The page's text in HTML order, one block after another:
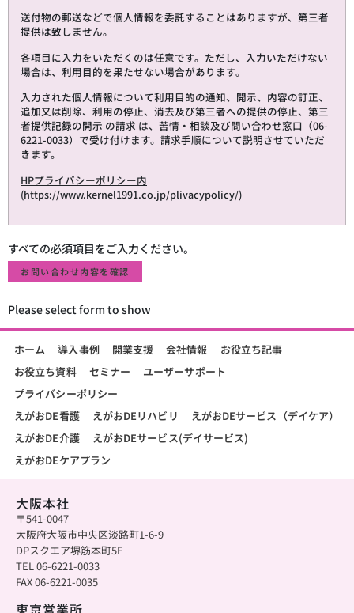
送付物の郵送などで個人情報を委託することはありますが、第三者
提供は致しません。
各項目に入力をいただくのは任意です。ただし、入力いただけない
場合は、利用目的を果たせない場合があります。
入力された個人情報について利用目的の通知、開示、内容の訂正、
追加又は削除、利用の停止、消去及び第三者への提供の停止、第三
者提供記録の開示 の請求 は、苦情・相談及び問い合わせ窓口（06-
6221-0033）で受け付けます。請求手順について説明させていただ
きます。
HPプライバシーポリシー内
(https://www.kernel1991.co.jp/plivacypolicy/)
すべての必須項目をご入力ください。
お問い合わせ内容を確認
Please select form to show
ホーム 導入事例 開業支援 会社情報
お役立ち記事
お役立ち資料
セミナー
ユーザーサポート
プライバシーポリシー
えがおDE看護
えがおDEリハビリ
えがおDEサービス（デイケア）
えがおDE介護
えがおDEサービス(デイサービス)
えがおDEケアプラン
大阪本社
〒541-0047
大阪府大阪市中央区淡路町1-6-9
DPスクエア堺筋本町5F
TEL 06-6221-0033
FAX 06-6221-0035